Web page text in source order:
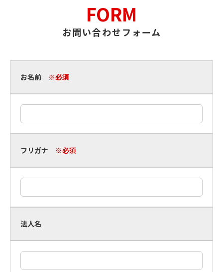
FORM
お問い合わせフォーム
お名前 ※必須
フリガナ ※必須
法人名